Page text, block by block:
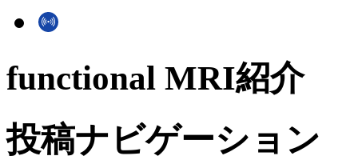
functional MRI紹介
投稿ナビゲーション